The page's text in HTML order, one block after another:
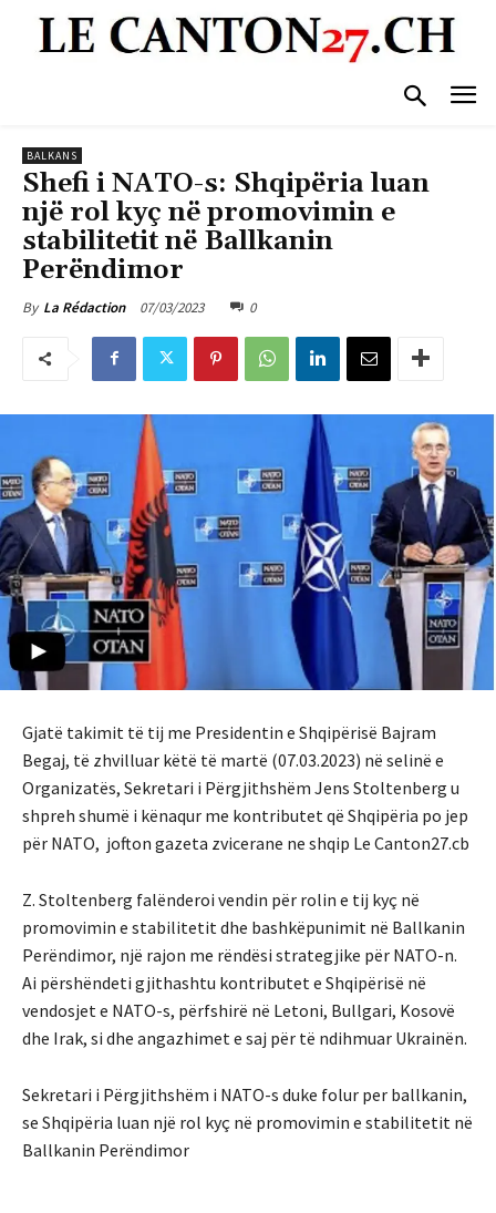
BALKANS
Shefi i NATO-s: Shqipëria luan
një rol kyç në promovimin e
stabilitetit në Ballkanin
Perëndimor
By La Rédaction 07/03/2023 0
Gjatë takimit të tij me Presidentin e Shqipërisë Bajram
Begaj, të zhvilluar këtë të martë (07.03.2023) në selinë e
Organizatës, Sekretari i Përgjithshëm Jens Stoltenberg u
shpreh shumë i kënaqur me kontributet që Shqipëria po jep
për NATO, jofton gazeta zvicerane ne shqip Le Canton27.cb
Z. Stoltenberg falënderoi vendin për rolin e tij kyç në
promovimin e stabilitetit dhe bashkëpunimit në Ballkanin
Perëndimor, një rajon me rëndësi strategjike për NATO-n.
Ai përshëndeti gjithashtu kontributet e Shqipërisë në
vendosjet e NATO-s, përfshirë në Letoni, Bullgari, Kosovë
dhe Irak, si dhe angazhimet e saj për të ndihmuar Ukrainën.
Sekretari i Përgjithshëm i NATO-s duke folur per ballkanin,
se Shqipëria luan një rol kyç në promovimin e stabilitetit në
Ballkanin Perëndimor